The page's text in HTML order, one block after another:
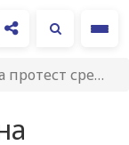
в Изборния кодекс